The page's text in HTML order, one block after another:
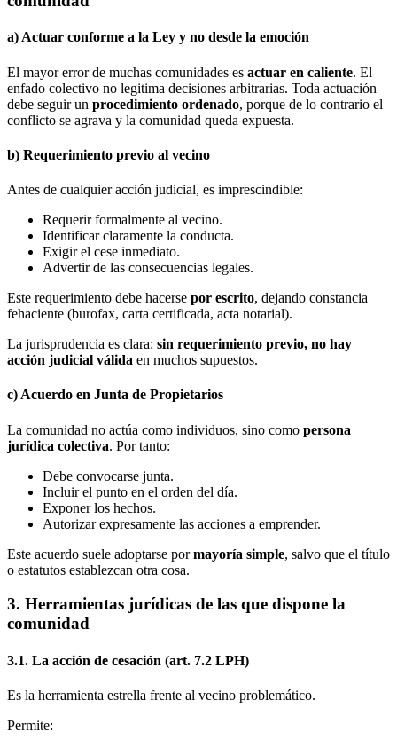
a) Actuar conforme a la Ley y no desde la emoción
El mayor error de muchas comunidades es actuar en caliente. El
enfado colectivo no legitima decisiones arbitrarias. Toda actuación
debe seguir un procedimiento ordenado, porque de lo contrario el
conflicto se agrava y la comunidad queda expuesta.
b) Requerimiento previo al vecino
Antes de cualquier acción judicial, es imprescindible:
Requerir formalmente al vecino.
Identificar claramente la conducta.
Exigir el cese inmediato.
Advertir de las consecuencias legales.
Este requerimiento debe hacerse por escrito, dejando constancia
fehaciente (burofax, carta certificada, acta notarial).
La jurisprudencia es clara: sin requerimiento previo, no hay
acción judicial válida en muchos supuestos.
c) Acuerdo en Junta de Propietarios
La comunidad no actúa como individuos, sino como persona
jurídica colectiva. Por tanto:
Debe convocarse junta.
Incluir el punto en el orden del día.
Exponer los hechos.
Autorizar expresamente las acciones a emprender.
Este acuerdo suele adoptarse pormayoría simple, salvo que el título
o estatutos establezcan otra cosa.
3. Herramientas jurídicas de las que dispone la
comunidad
3.1. La acción de cesación (art. 7.2 LPH)
Es la herramienta estrella frente al vecino problemático.
Permite: